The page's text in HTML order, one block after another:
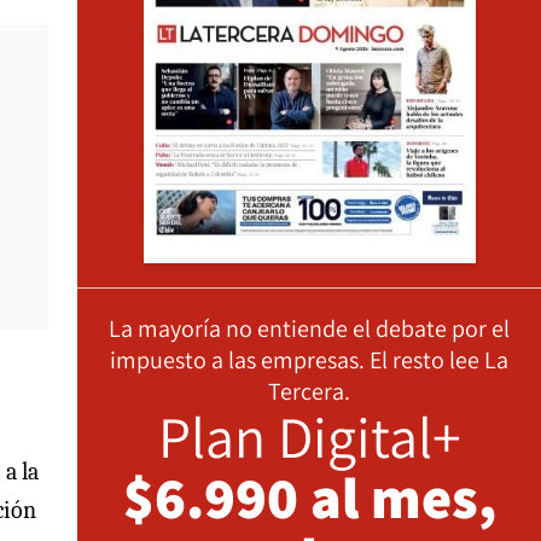
la
La mayoría no entiende el debate por el
impuesto a las empresas. El resto lee La
Tercera.
Plan Digital+
$6.990 al mes,